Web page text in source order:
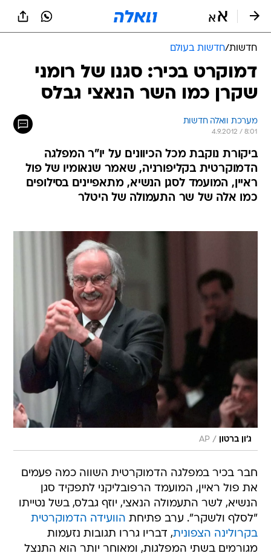
חדשות/חדשות בעולם
דמוקרט בכיר: סגנו של רומני
שקרן כמו השר הנאצי גבלס
מערכת וואלה חדשות
4.9.2012 / 8:01
ביקורת נוקבת מכל הכיוונים על יו"ר המפלגה
הדמוקרטית בקליפורניה, שאמר שנאומיו של פול
ראיין, המועמד לסגן הנשיא, מתאפיינים בסילופים
כמו אלה של שר התעמולה של היטלר
ג'ון ברטון /
AP
חבר בכיר במפלגה הדמוקרטית השווה כמה פעמים
את פול ראיין, המועמד הרפובליקני לתפקיד סגן
הנשיא, לשר התעמולה הנאצי, יוזף גבלס, בשל נטייתו
"לסלף ולשקר". ערב פתיחת הוועידה הדמוקרטית
בקרולינה הצפונית, דבריו גררו תגובות נזעמות
מגורמים בשתי המפלגות, ומאוחר יותר הוא התנצל